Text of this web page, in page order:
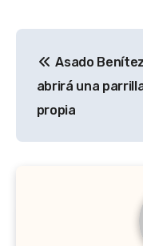
de
entradas
Asado Benítez
abrirá una
propia